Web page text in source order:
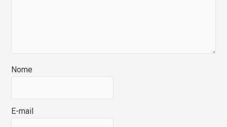
Nome
E-mail